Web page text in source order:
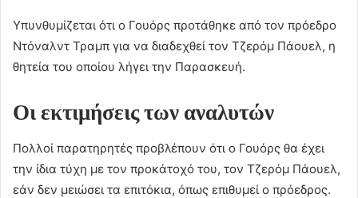
Υπυνθυμίζεται ότι ο Γουόρς προτάθηκε από τον πρόεδρο
Ντόναλντ Τραμπ για να διαδεχθεί τον Τζερόμ Πάουελ, η
θητεία του οποίου λήγει την Παρασκευή.
Οι εκτιμήσεις των αναλυτών
Πολλοί παρατηρητές προβλέπουν ότι ο Γουόρς θα έχει
την ίδια τύχη με τον προκάτοχό του, τον Τζερόμ Πάουελ,
εάν δεν μειώσει τα επιτόκια, όπως επιθυμεί ο πρόεδρος.